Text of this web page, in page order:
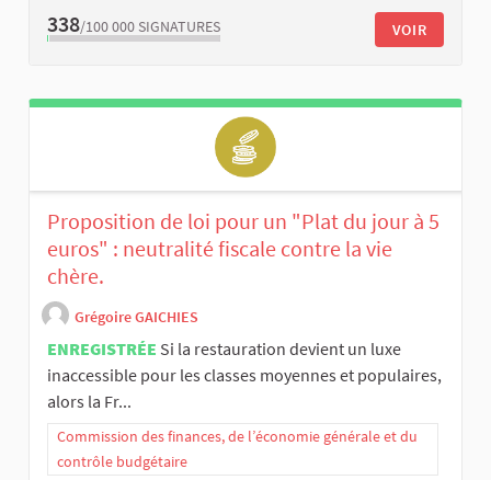
338/100 000 SIGNATURES VOIR
Proposition de loi pour un "Plat du jour à 5
euros" : neutralité fiscale contre la vie
chère.
Grégoire GAICHIES
ENREGISTRÉE Si la restauration devient un luxe
inaccessible pour les classes moyennes et populaires,
alors la Fr...
Commission des finances, de l’économie générale et du
contrôle budgétaire